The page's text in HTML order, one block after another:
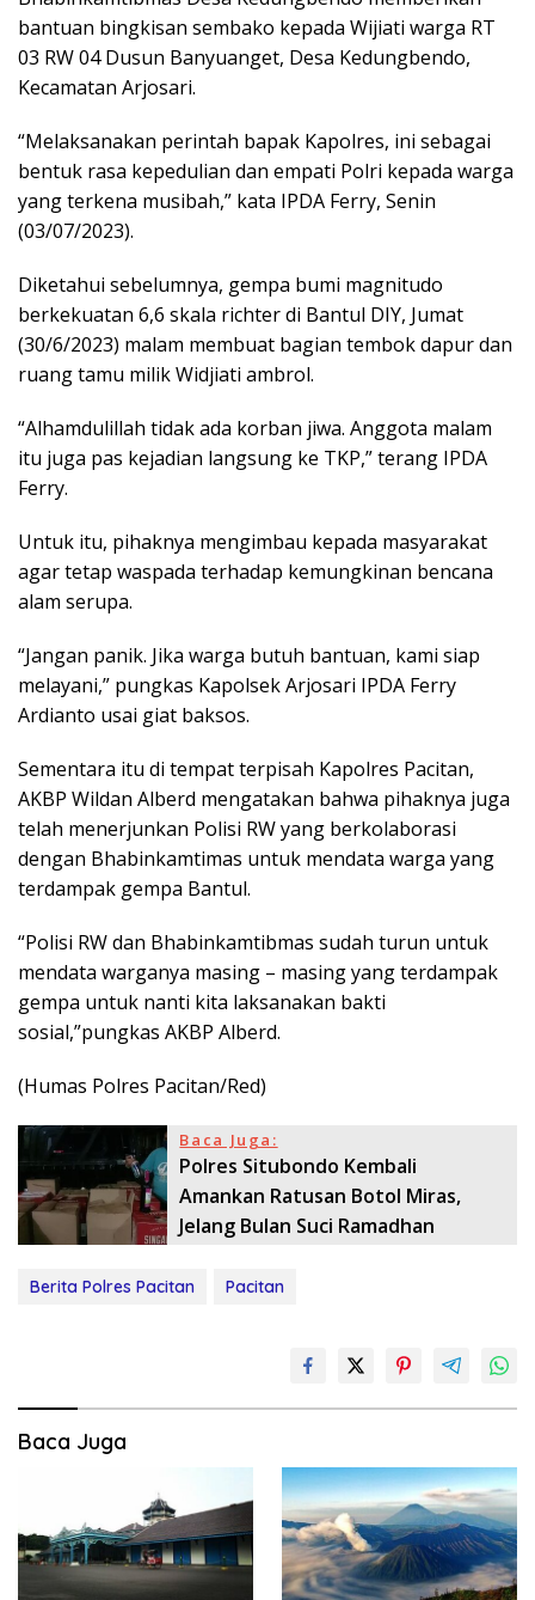
bantuan bingkisan sembako kepada Wijiati warga RT
03 RW 04 Dusun Banyuanget, Desa Kedungbendo,
Kecamatan Arjosari.
“Melaksanakan perintah bapak Kapolres, ini sebagai
bentuk rasa kepedulian dan empati Polri kepada warga
yang terkena musibah,” kata IPDA Ferry, Senin
(03/07/2023).
Diketahui sebelumnya, gempa bumi magnitudo
berkekuatan 6,6 skala richter di Bantul DIY, Jumat
(30/6/2023) malam membuat bagian tembok dapur dan
ruang tamu milik Widjiati ambrol.
“Alhamdulillah tidak ada korban jiwa. Anggota malam
itu juga pas kejadian langsung ke TKP,” terang IPDA
Ferry.
Untuk itu, pihaknya mengimbau kepada masyarakat
agar tetap waspada terhadap kemungkinan bencana
alam serupa.
“Jangan panik. Jika warga butuh bantuan, kami siap
melayani,” pungkas Kapolsek Arjosari IPDA Ferry
Ardianto usai giat baksos.
Sementara itu di tempat terpisah Kapolres Pacitan,
AKBP Wildan Alberd mengatakan bahwa pihaknya juga
telah menerjunkan Polisi RW yang berkolaborasi
dengan Bhabinkamtimas untuk mendata warga yang
terdampak gempa Bantul.
“Polisi RW dan Bhabinkamtibmas sudah turun untuk
mendata warganya masing – masing yang terdampak
gempa untuk nanti kita laksanakan bakti
sosial,”pungkas AKBP Alberd.
(Humas Polres Pacitan/Red)
Baca Juga:
Polres Situbondo Kembali
Amankan Ratusan Botol Miras,
Jelang Bulan Suci Ramadhan
Berita Polres Pacitan Pacitan
Baca Juga